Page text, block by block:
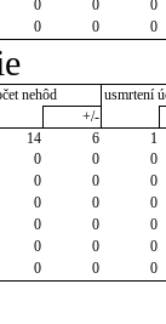
0 0
0
0 0 0
nehôd
usmrtení
+/-
14 6
1
0 0
0
0 0
0
0 0
0
0 0
0
0 0
0
0 0 0